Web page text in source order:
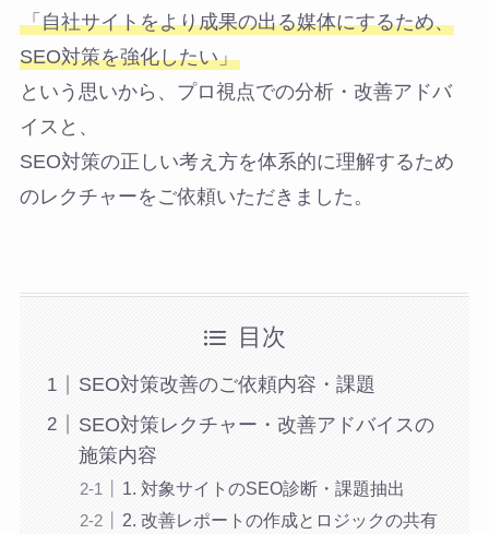
「自社サイトをより成果の出る媒体にするため、
SEO対策を強化したい」
という思いから、プロ視点での分析・改善アドバ
イスと、
SEO対策の正しい考え方を体系的に理解するため
のレクチャーをご依頼いただきました。
目次
SEO対策改善のご依頼内容・課題
SEO対策レクチャー・改善アドバイスの
施策内容
1. 対象サイトのSEO診断・課題抽出
2. 改善レポートの作成とロジックの共有